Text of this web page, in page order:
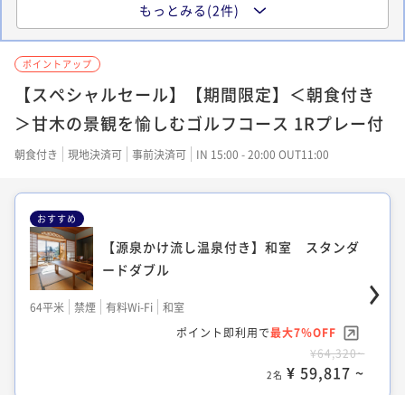
【源泉かけ流し温泉付き】洋室 スタンダ
64平米 禁煙 有料Wi-Fi
ツイン
ポイント即利用で
最大7％OFF
2名 ¥ 109,665 ~
ダードツイン
64平米 禁煙
¥117,920~
¥ 109,665 ~
もっとみる(2件)
ポイントアップ
【スペシャルセール】【期間限定】＜朝食付き
＞甘木の景観を愉しむゴルフコース 1Rプレー付
朝食付き 現地決済可 事前決済可 IN 15:00 - 20:00 OUT11:00
おすすめ
【源泉かけ流し温泉付き】和室 スタンダ
ードダブル
64平米 禁煙 有料Wi-Fi
和室
ポイント即利用で最大7％OFF
¥64,320~
2名 ¥ 59,817 ~